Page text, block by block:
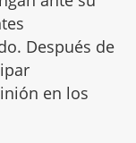
Después de
en los